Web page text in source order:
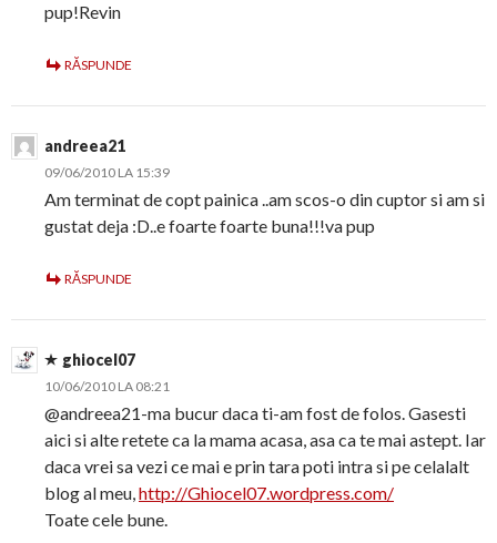
pup!Revin
RĂSPUNDE
andreea21
09/06/2010 LA 15:39
Am terminat de copt painica ..am scos-o din cuptor si am si
gustat deja :D..e foarte foarte buna!!!va pup
RĂSPUNDE
ghiocel07
10/06/2010 LA 08:21
@andreea21-ma bucur daca ti-am fost de folos. Gasesti
aici si alte retete ca la mama acasa, asa ca te mai astept. Iar
daca vrei sa vezi ce mai e prin tara poti intra si pe celalalt
blog al meu,http://Ghiocel07.wordpress.com/
Toate cele bune.